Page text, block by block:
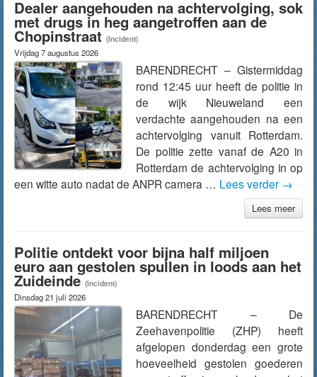
Dealer aangehouden na achtervolging, sok
met drugs in heg aangetroffen aan de
Chopinstraat (Incident)
Vrijdag 7 augustus 2026
BARENDRECHT – Gistermiddag
rond 12:45 uur heeft de politie in
de wijk Nieuweland een
verdachte aangehouden na een
achtervolging vanuit Rotterdam.
De politie zette vanaf de A20 in
Rotterdam de achtervolging in op
een witte auto nadat de ANPR camera … Lees verder →
Lees meer
Politie ontdekt voor bijna half miljoen
euro aan gestolen spullen in loods aan het
Zuideinde (Incident)
Dinsdag 21 juli 2026
BARENDRECHT – De
Zeehavenpolitie (ZHP) heeft
afgelopen donderdag een grote
hoeveelheid gestolen goederen